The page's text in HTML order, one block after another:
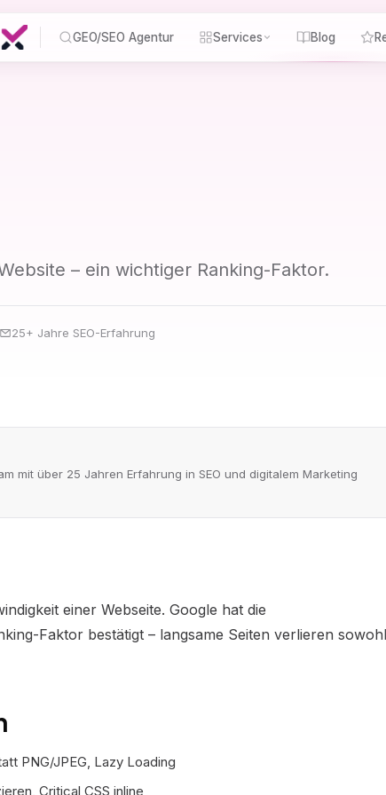
GEO/SEO Agentur Services Blog
– ein wichtiger Ranking-Faktor.
25+ Jahre SEO-Erfahrung
mit über 25 Jahren Erfahrung in SEO und digitalem Marketing
einer Webseite. Google hat die
Faktor bestätigt – langsame Seiten verlieren sowohl
PNG/JPEG, Lazy Loading
Critical CSS inline